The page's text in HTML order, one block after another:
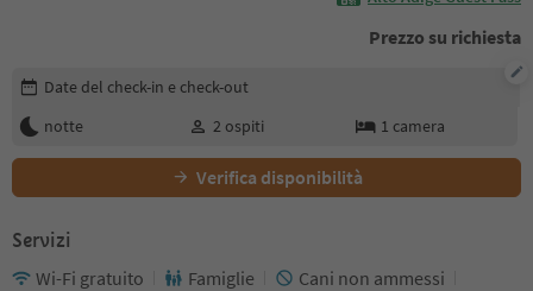
Prezzo su richiesta
Modifica i dettagli della prenotazione
Date del check-in e check-out
notte
2 ospiti 1 camera
Verifica disponibilità
Servizi
Wi-Fi gratuito Famiglie
Cani non ammessi